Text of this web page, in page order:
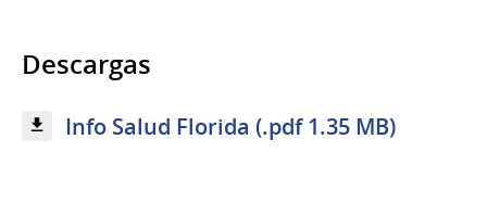
Descargas
Info Salud Florida (.pdf 1.35 MB)